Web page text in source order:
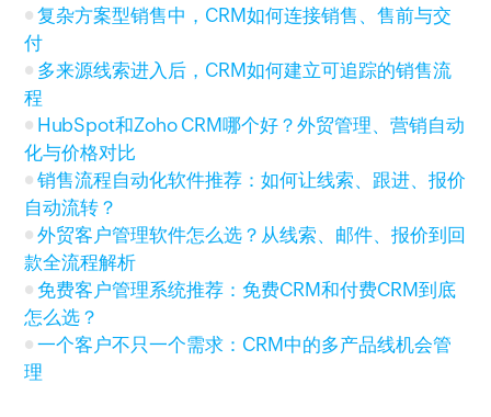
复杂方案型销售中，CRM如何连接销售、售前与交
付
多来源线索进入后，CRM如何建立可追踪的销售流
程
HubSpot和Zoho CRM哪个好？外贸管理、营销自动
化与价格对比
销售流程自动化软件推荐：如何让线索、跟进、报价
自动流转？
外贸客户管理软件怎么选？从线索、邮件、报价到回
款全流程解析
免费客户管理系统推荐：免费CRM和付费CRM到底
怎么选？
一个客户不只一个需求：CRM中的多产品线机会管
理